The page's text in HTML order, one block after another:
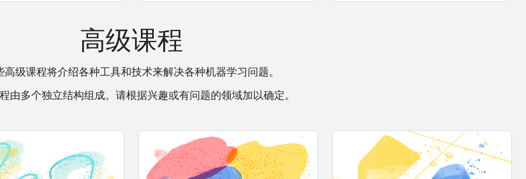
高级课程
高级课程将介绍各种工具和技术来解决各种机器学习问题。
由多个独立结构组成。请根据兴趣或有问题的领域加以确定。